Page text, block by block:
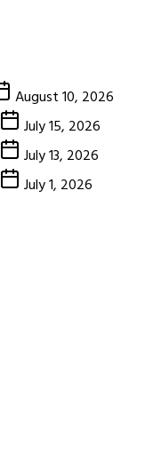
August 10, 2026
July 15, 2026
July 13, 2026
July 1, 2026